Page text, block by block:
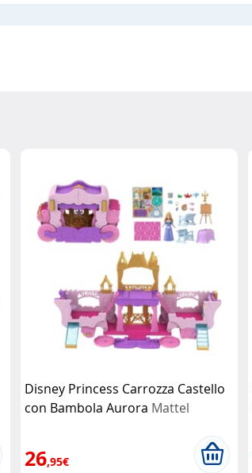
Disney Princess Carrozza Castello
con Bambola Aurora Mattel
26,95€